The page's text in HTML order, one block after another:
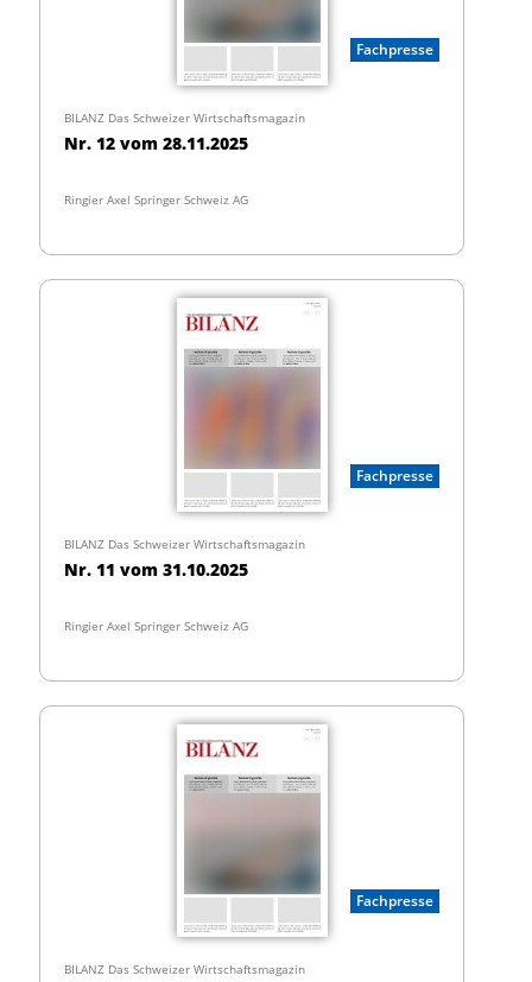
Fachpresse
BILANZ Das Schweizer Wirtschaftsmagazin
Nr. 12 vom 28.11.2025
Ringier Axel Springer Schweiz AG
Fachpresse
BILANZ Das Schweizer Wirtschaftsmagazin
Nr. 11 vom 31.10.2025
Ringier Axel Springer Schweiz AG
Fachpresse
BILANZ Das Schweizer Wirtschaftsmagazin